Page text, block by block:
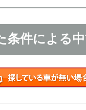
条件による